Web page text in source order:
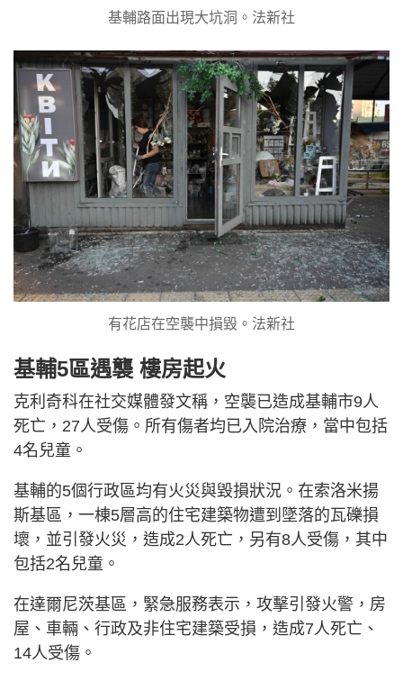
基輔路面出現大坑洞。法新社
有花店在空襲中損毀。法新社
基輔5區遇襲 樓房起火
克利奇科在社交媒體發文稱，空襲已造成基輔市9人
死亡，27人受傷。所有傷者均已入院治療，當中包括
4名兒童。
基輔的5個行政區均有火災與毀損狀況。在索洛米揚
斯基區，一棟5層高的住宅建築物遭到墜落的瓦礫損
壞，並引發火災，造成2人死亡，另有8人受傷，其中
包括2名兒童。
在達爾尼茨基區，緊急服務表示，攻擊引發火警，房
屋、車輛、行政及非住宅建築受損，造成7人死亡、
14人受傷。